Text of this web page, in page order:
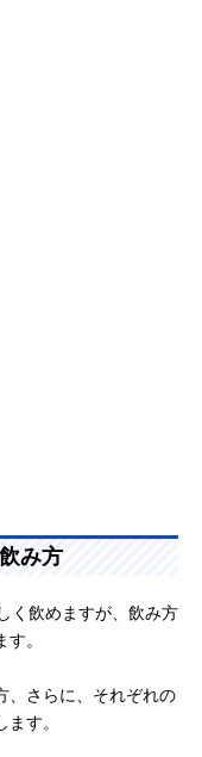
み方
く飲めますが、飲み方
。
、さらに、それぞれの
す。